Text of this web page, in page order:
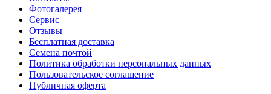
Хризантема овощная
Цикорий пряный
Цикорий салатный (Витлуф)
Черемша
Шпинат
Щавель
Эндивий
Эстрагон
Фотогалерея​
Сервис
Отзывы
Бесплатная доставка
Семена почтой
Политика обработки персональных данных
Пользовательское соглашение
Публичная оферта